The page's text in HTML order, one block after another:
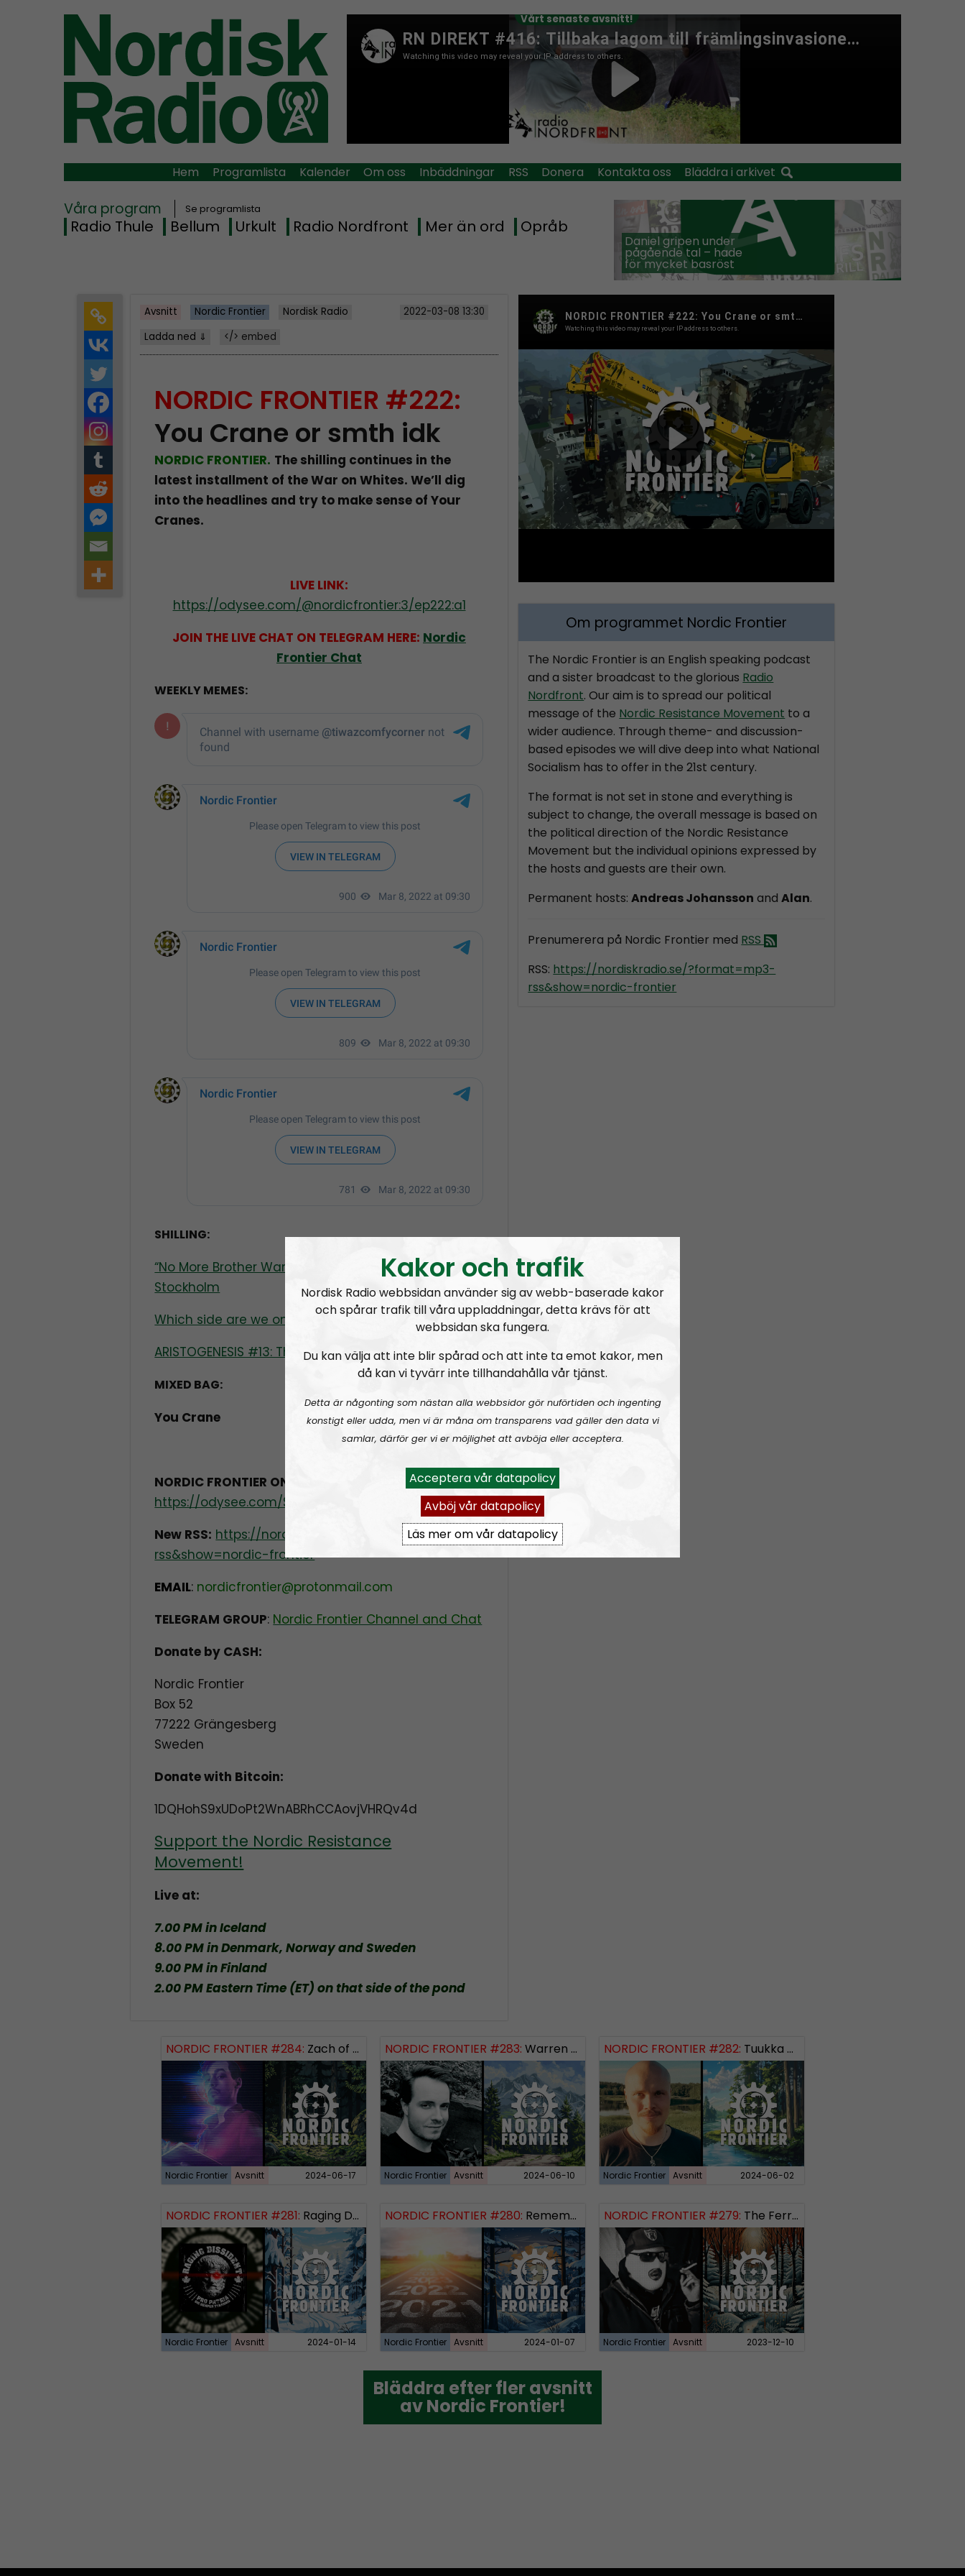
Vårt senaste avsnitt!
Hem Programlista Kalender Om oss Inbäddningar RSS Donera Kontakta oss Bläddra i arkivet
Våra program Se programlista
Radio Thule Bellum Urkult Radio Nordfront Mer än ord Opråb
Daniel gripen under
pågående tal – hade
för mycket basröst
Avsnitt Nordic Frontier Nordisk Radio
2022-03-08 13:30
Ladda ned ⇓
</> embed
NORDIC FRONTIER #222:
You Crane or smth idk
NORDIC FRONTIER. The shilling continues in the
latest installment of the War on Whites. We’ll dig
into the headlines and try to make sense of Your
Cranes.
LIVE LINK:
https://odysee.com/@nordicfrontier:3/ep222:a1
JOIN THE LIVE CHAT ON TELEGRAM HERE: Nordic
Frontier Chat
WEEKLY MEMES:
SHILLING:
“No More Brother Wars” protest for peace in
Stockholm
Which side are we on in the Ukraine war?
ARISTOGENESIS #13: The Iliad
MIXED BAG:
You Crane
NORDIC FRONTIER ON ODYSEE:
https://odysee.com/$/invite/@nordicfrontier:3
New RSS: https://nordiskradio.se/?format=mp3-
rss&show=nordic-frontier
EMAIL: nordicfrontier@protonmail.com
TELEGRAM GROUP: Nordic Frontier Channel and Chat
Donate by CASH:
Nordic Frontier
Box 52
77222 Grängesberg
Sweden
Donate with Bitcoin:
1DQHohS9xUDoPt2WnABRhCCAovjVHRQv4d
Support the Nordic Resistance
Movement!
Live at:
7.00 PM in Iceland
8.00 PM in Denmark, Norway and Sweden
9.00 PM in Finland
2.00 PM Eastern Time (ET) on that side of the pond
Om programmet Nordic Frontier
The Nordic Frontier is an English speaking podcast
and a sister broadcast to the glorious Radio
Nordfront. Our aim is to spread our political
message of the Nordic Resistance Movement to a
wider audience. Through theme- and discussion-
based episodes we will dive deep into what National
Socialism has to offer in the 21st century.
The format is not set in stone and everything is
subject to change, the overall message is based on
the political direction of the Nordic Resistance
Movement but the individual opinions expressed by
the hosts and guests are their own.
Permanent hosts:Andreas Johansson andAlan.
Prenumerera på Nordic Frontier med RSS
RSS: https://nordiskradio.se/?format=mp3-
rss&show=nordic-frontier
NORDIC FRONTIER #284: Zach of Logos Revealed
Nordic Frontier Avsnitt 2024-06-17
NORDIC FRONTIER #283: Warren Balogh of Warstrike
Nordic Frontier Avsnitt 2024-06-10
NORDIC FRONTIER #282: Tuukka Kuru of Sinimusta Liike
Nordic Frontier Avsnitt 2024-06-02
NORDIC FRONTIER #281: Raging Dissident
Nordic Frontier Avsnitt 2024-01-14
NORDIC FRONTIER #280: Remembering 2023 and looking forward
Nordic Frontier Avsnitt 2024-01-07
NORDIC FRONTIER #279: The Ferryman’s Toll
Nordic Frontier Avsnitt 2023-12-10
Bläddra efter fler avsnitt
av Nordic Frontier!
Bläddra efter fler avsnitt
av Nordic Frontier!
Kakor och trafik
Nordisk Radio webbsidan använder sig av webb-baserade kakor
och spårar trafik till våra uppladdningar, detta krävs för att
webbsidan ska fungera.
Du kan välja att inte blir spårad och att inte ta emot kakor, men
då kan vi tyvärr inte tillhandahålla vår tjänst.
Detta är någonting som nästan alla webbsidor gör nuförtiden och ingenting
konstigt eller udda, men vi är måna om transparens vad gäller den data vi
samlar, därför ger vi er möjlighet att avböja eller acceptera.
Acceptera vår datapolicy
Avböj vår datapolicy
Läs mer om vår datapolicy